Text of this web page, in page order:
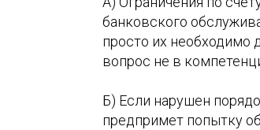
банковского
просто их необходимо
вопрос не в
Б) Если нарушен
предпримет попытку